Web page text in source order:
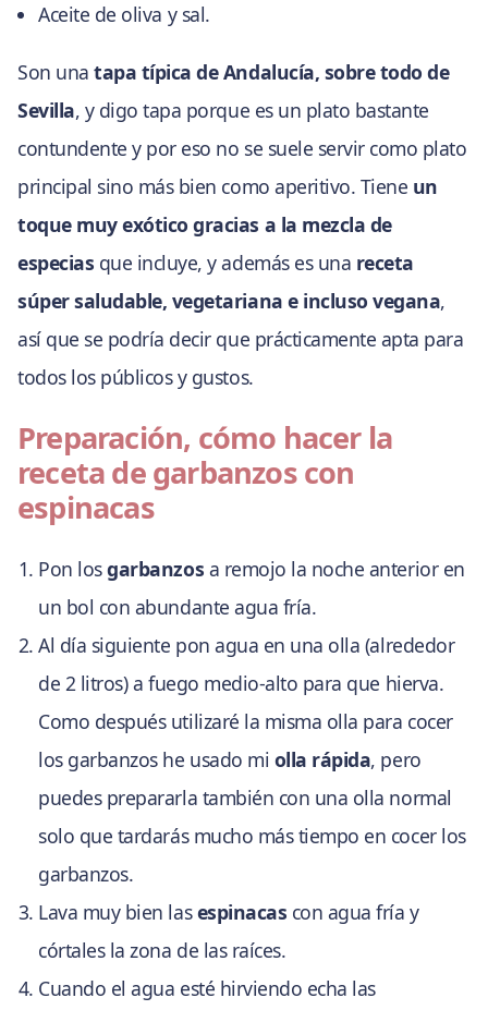
Aceite de oliva y sal.
Son unatapa típica de Andalucía, sobre todo de
Sevilla, y digo tapa porque es un plato bastante
contundente y por eso no se suele servir como plato
principal sino más bien como aperitivo. Tiene un
toque muy exótico gracias a la mezcla de
especias que incluye, y además es una receta
súper saludable, vegetariana e incluso vegana,
así que se podría decir que prácticamente apta para
todos los públicos y gustos.
Preparación, cómo hacer la
receta de garbanzos con
espinacas
Pon losgarbanzos a remojo la noche anterior en
un bol con abundante agua fría.
Al día siguiente pon agua en una olla (alrededor
de 2 litros) a fuego medio-alto para que hierva.
Como después utilizaré la misma olla para cocer
los garbanzos he usado mi olla rápida, pero
puedes prepararla también con una olla normal
solo que tardarás mucho más tiempo en cocer los
garbanzos.
Lava muy bien lasespinacas con agua fría y
córtales la zona de las raíces.
Cuando el agua esté hirviendo echa las